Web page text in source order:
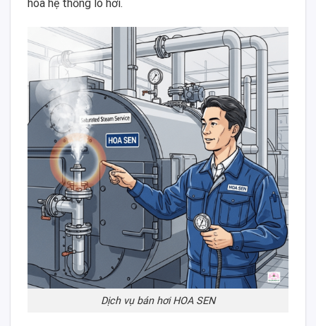
hóa hệ thống lò hơi.
Dịch vụ bán hơi HOA SEN